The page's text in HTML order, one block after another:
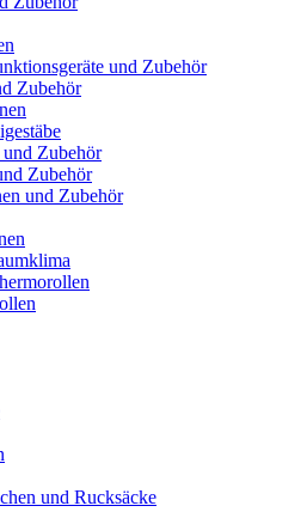
und Zubehör
Zubehör
Zubehör
Zubehör
und Zubehör
und Rucksäcke